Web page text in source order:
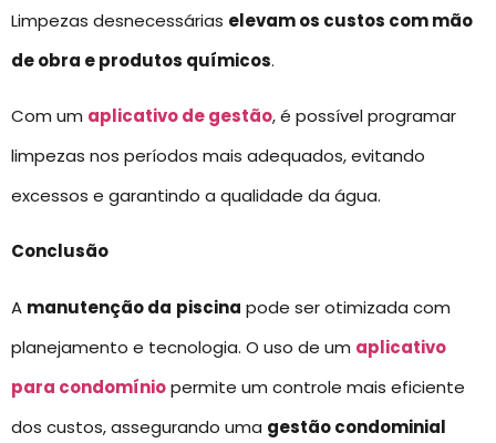
Limpezas desnecessárias elevam os custos com mão
de obra e produtos químicos.
Com um aplicativo de gestão, é possível programar
limpezas nos períodos mais adequados, evitando
excessos e garantindo a qualidade da água.
Conclusão
A manutenção da piscina pode ser otimizada com
planejamento e tecnologia. O uso de um aplicativo
para condomíniopermite um controle mais eficiente
dos custos, assegurando uma gestão condominial